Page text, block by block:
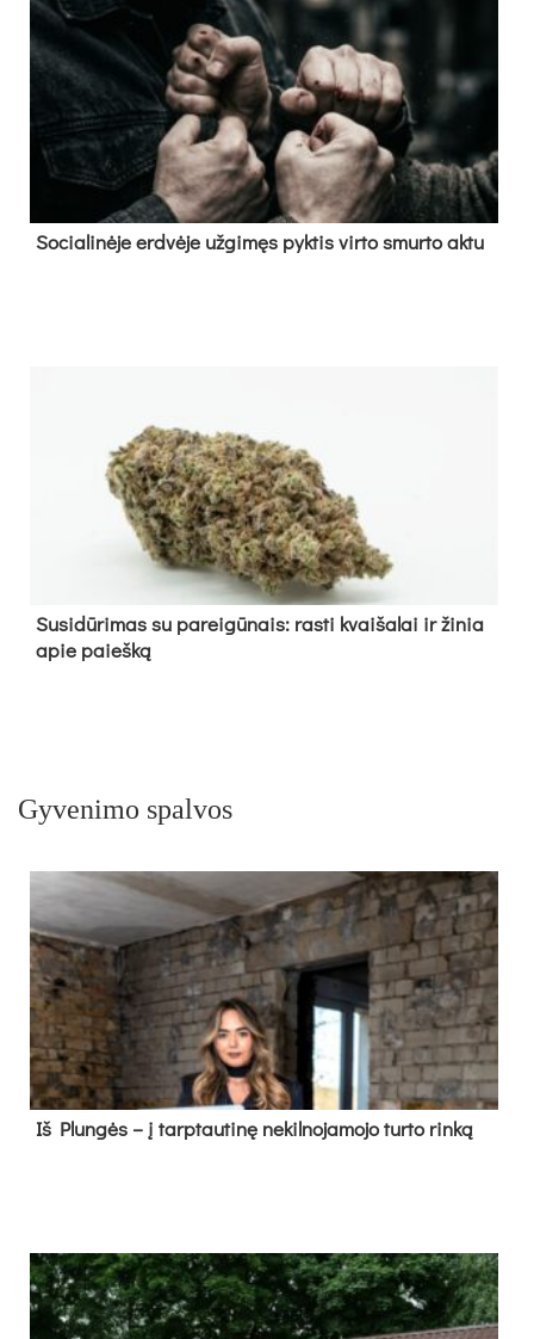
So­cia­li­nė­je erd­vė­je už­gi­męs pyk­tis vir­to smur­to ak­tu
Su­si­dū­ri­mas su pa­rei­gū­nais: ras­ti kvai­ša­lai ir ži­nia
apie paieš­ką
Gyvenimo spalvos
Iš Plungės – į tarptautinę nekilnojamojo turto rinką